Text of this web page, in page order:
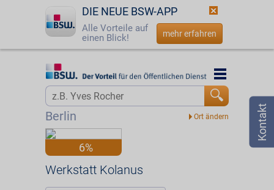
DIE NEUE BSW-APP
Alle Vorteile auf
einen Blick!
mehr erfahren
Startseite
Login
Berlin
Startseite
6%
Werkstatt Kolanus